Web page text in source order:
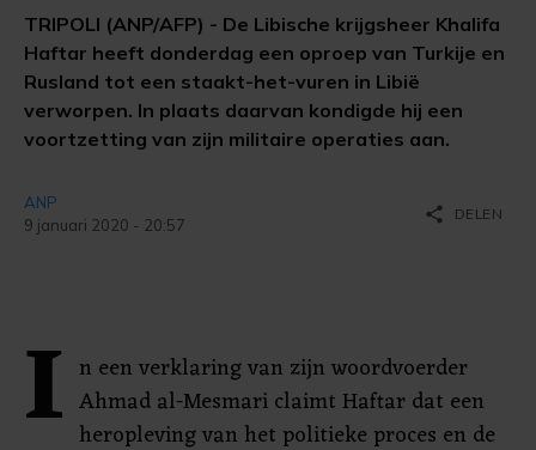
TRIPOLI (ANP/AFP) - De Libische krijgsheer Khalifa
Haftar heeft donderdag een oproep van Turkije en
Rusland tot een staakt-het-vuren in Libië
verworpen. In plaats daarvan kondigde hij een
voortzetting van zijn militaire operaties aan.
ANP
9 januari 2020 - 20:57
share DELEN
I n een verklaring van zijn woordvoerder
Ahmad al-Mesmari claimt Haftar dat een
heropleving van het politieke proces en de